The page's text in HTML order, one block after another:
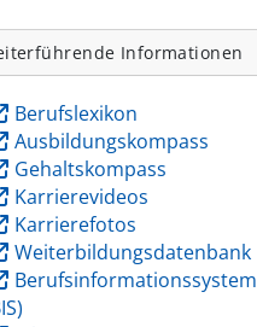
Informationen
Berufslexikon
Ausbildungskompass
Gehaltskompass
Karrierevideos
Karrierefotos
Weiterbildungsdatenbank
Berufsinformationssystem